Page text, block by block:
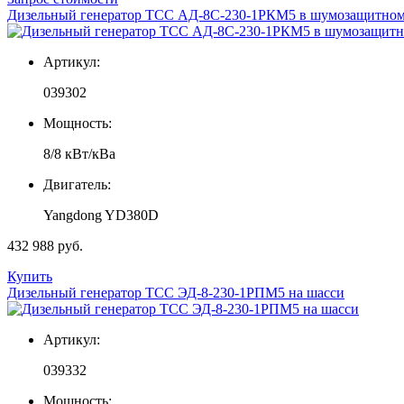
Дизельный генератор ТСС АД-8С-230-1РКМ5 в
Артикул:
039302
Мощность:
8/8 кВт/кВа
Двигатель:
Yangdong YD380D
432 988 руб.
Купить
Дизельный генератор ТСС ЭД-8-230-1РПМ5 на шасси
Артикул:
039332
Мощность: